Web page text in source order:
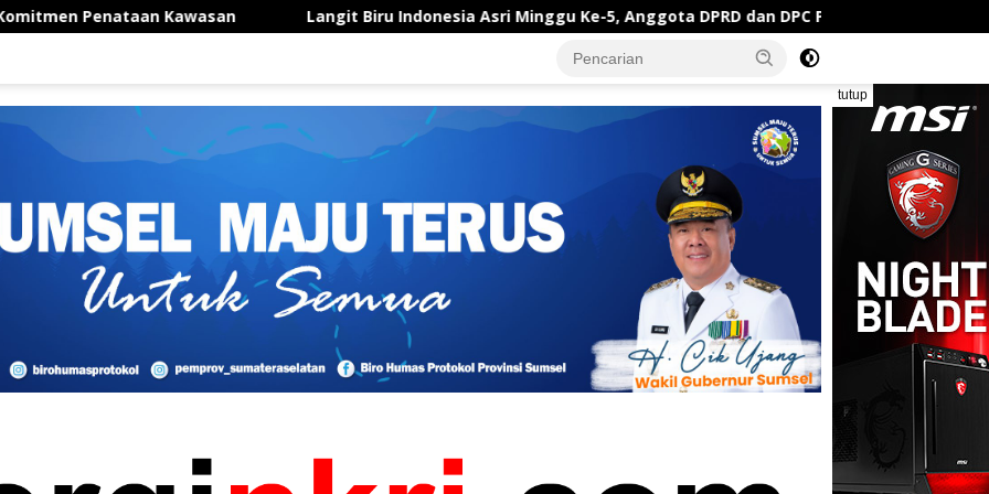
Langit Biru Indonesia Asri Minggu Ke-5, Anggota DPRD dan DPC Partai Demokrat Karawang Bersama Warga
tutup